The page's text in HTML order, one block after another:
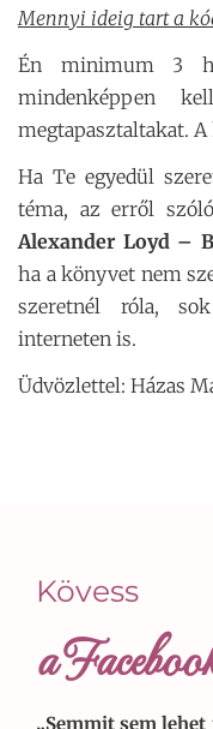
Mennyi ideig tart a
Én minimum 3
mindenképpen
megtapasztaltakat. A
Ha Te egyedül
téma, az erről
Alexander Loyd –
ha a könyvet nem
szeretnél róla,
interneten is.
Üdvözlettel: Házas
Kövess
a
„Semmit sem